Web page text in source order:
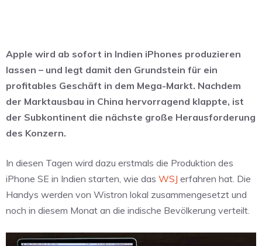
Apple wird ab sofort in Indien iPhones produzieren
lassen – und legt damit den Grundstein für ein
profitables Geschäft in dem Mega-Markt. Nachdem
der Marktausbau in China hervorragend klappte, ist
der Subkontinent die nächste große Herausforderung
des Konzern.
In diesen Tagen wird dazu erstmals die Produktion des
iPhone SE in Indien starten, wie das WSJ erfahren hat. Die
Handys werden von Wistron lokal zusammengesetzt und
noch in diesem Monat an die indische Bevölkerung verteilt.